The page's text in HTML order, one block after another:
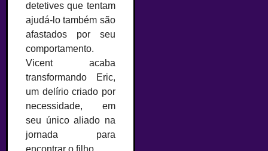
detetives que tentam
ajudá-lo também são
afastados por seu
comportamento.
Vicent acaba
transformando Eric,
um delírio criado por
necessidade, em
seu único aliado na
jornada para